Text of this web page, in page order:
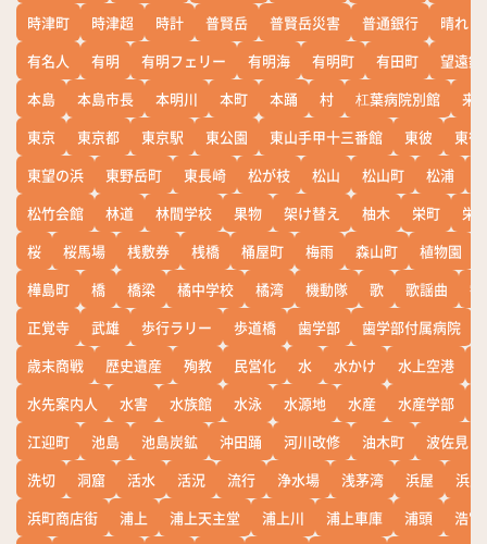
時津町
時津超 時計 普賢岳 普賢岳災害 普通銀行
晴れ
有名人
有明 有明フェリー 有明海 有明町 有田町
望遠鏡
本島
本島市長 本明川 本町 本踊 村 杠葉病院別館
来
東京
東京都 東京駅 東公園 東山手甲十三番館 東彼
東彼
東望の浜
東野岳町 東長崎 松が枝 松山 松山町 松浦
松竹会館
林道 林間学校 果物 架け替え 柚木 栄町
栄
桜
桜馬場 桟敷券 桟橋 桶屋町 梅雨 森山町 植物園
樺島町
橋 橋梁 橘中学校 橘湾 機動隊 歌 歌謡曲
正覚寺
武雄 歩行ラリー 歩道橋 歯学部 歯学部付属病院
歳末商戦
歴史遺産 殉教 民営化 水 水かけ 水上空港
水先案内人
水害 水族館 水泳 水源地 水産 水産学部
江迎町
池島 池島炭鉱 沖田踊 河川改修 油木町
波佐見
洗切
洞窟 活水 活況 流行 浄水場 浅茅湾 浜屋
浜
浜町商店街
浦上 浦上天主堂 浦上川 浦上車庫 浦頭
浩宮